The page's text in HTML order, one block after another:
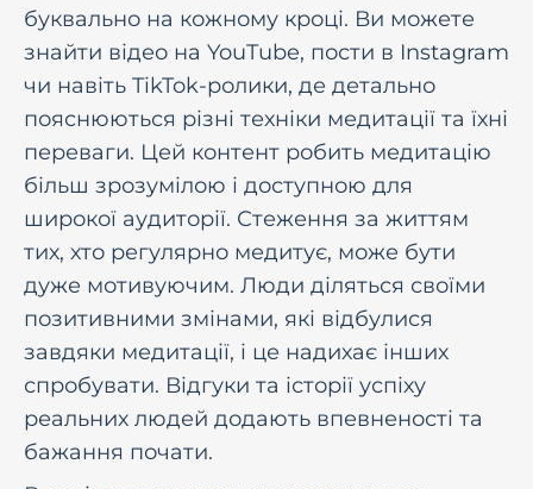
буквально на кожному кроці. Ви можете
знайти відео на YouTube, пости в Instagram
чи навіть TikTok-ролики, де детально
пояснюються різні техніки медитації та їхні
переваги. Цей контент робить медитацію
більш зрозумілою і доступною для
широкої аудиторії. Стеження за життям
тих, хто регулярно медитує, може бути
дуже мотивуючим. Люди діляться своїми
позитивними змінами, які відбулися
завдяки медитації, і це надихає інших
спробувати. Відгуки та історії успіху
реальних людей додають впевненості та
бажання почати.